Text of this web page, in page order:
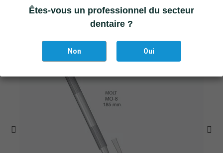
Êtes-vous un professionnel du secteur
dentaire ?
Non Oui